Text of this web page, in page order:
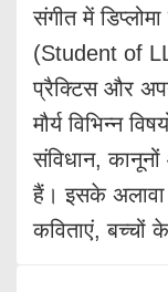
संगीत में
(Student of
प्रैक्टिस और
मौर्य विभिन्न
संविधान, कानूनों
हैं। इसके अलावा
कविताएं, बच्चों